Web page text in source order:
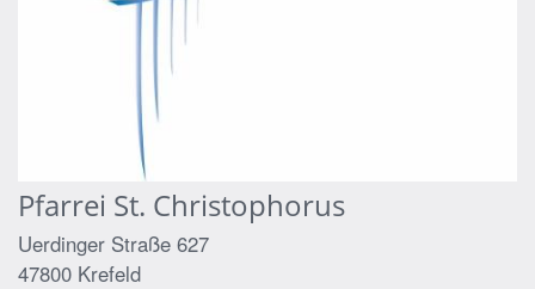
Pfarrei St. Christophorus
Uerdinger Straße 627
47800 Krefeld